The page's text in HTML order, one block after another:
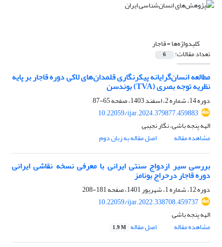
کلیدواژه‌ها =قاجار
تعداد مقالات: 6
مطالعه انسان‌گرایانه پیکرنگاری قلمدان‌های لاکی دوره قاجار بر پایه
نظریه توجه بصری (TVA) بوندسن
دوره 14، شماره 2، اسفند 1403، صفحه
65-87
10.22059/ijar.2024.379877.459883
الهه پنجه باشی، نگار نجیبی
مشاهده مقاله
اصل مقاله به زبان دوم
بررسی سیر ازدواج سنتی ایرانی با معرفی نسخه نقاشی ایرانی
دوره قاجار درحراج بونامز
دوره 12، شماره 1، شهریور 1401، صفحه
181-208
10.22059/ijar.2022.338708.459737
الهه پنجه باشی
مشاهده مقاله
اصل مقاله 1.9 M